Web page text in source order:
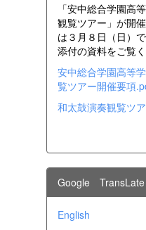
「安中総合学園高
観覧ツアー」が開
は３月８日（日）で
添付の資料をご覧く
安中総合学園高等
覧ツアー開催要項
和太鼓演奏観覧ツ
Google TransLate
English